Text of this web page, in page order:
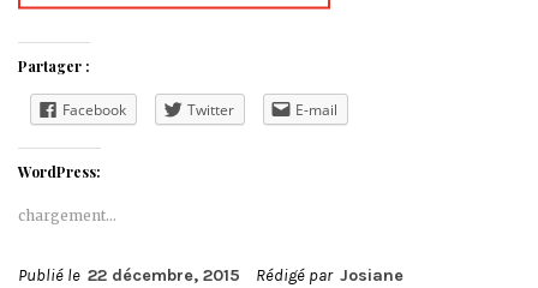
Partager :
Facebook Twitter E-mail
WordPress:
chargement…
Publié le 22 décembre, 2015 Rédigé par Josiane